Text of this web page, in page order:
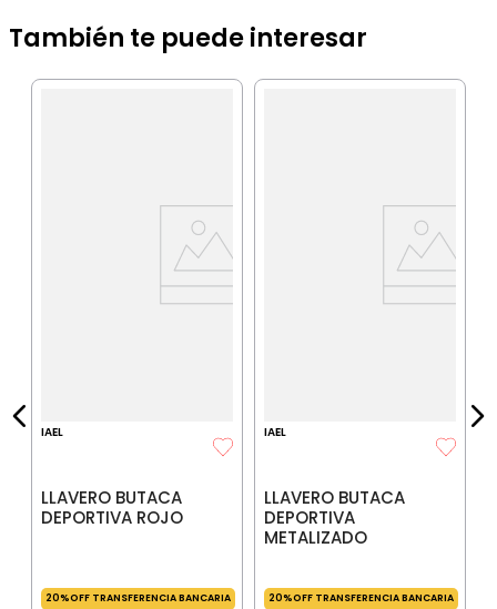
También te puede interesar
IAEL
LLAVERO BUTACA
DEPORTIVA ROJO
20%OFF TRANSFERENCIA BANCARIA
IAEL
LLAVERO BUTACA
DEPORTIVA
METALIZADO
20%OFF TRANSFERENCIA BANCARIA